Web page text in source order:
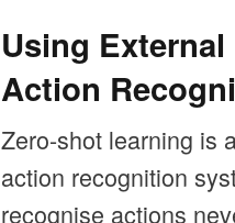
Using
Action
Zero-shot learning is
action recognition
recognise actions